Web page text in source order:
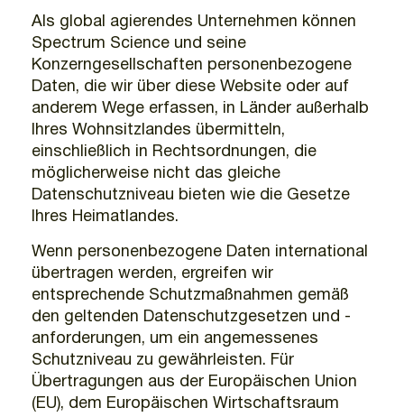
Als global agierendes Unternehmen können
Spectrum Science und seine
Konzerngesellschaften personenbezogene
Daten, die wir über diese Website oder auf
anderem Wege erfassen, in Länder außerhalb
Ihres Wohnsitzlandes übermitteln,
einschließlich in Rechtsordnungen, die
möglicherweise nicht das gleiche
Datenschutzniveau bieten wie die Gesetze
Ihres Heimatlandes.
Wenn personenbezogene Daten international
übertragen werden, ergreifen wir
entsprechende Schutzmaßnahmen gemäß
den geltenden Datenschutzgesetzen und -
anforderungen, um ein angemessenes
Schutzniveau zu gewährleisten. Für
Übertragungen aus der Europäischen Union
(EU), dem Europäischen Wirtschaftsraum